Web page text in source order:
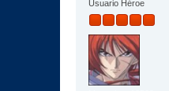
Usuario Héroe